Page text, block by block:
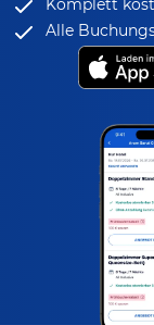
Komplett
Alle